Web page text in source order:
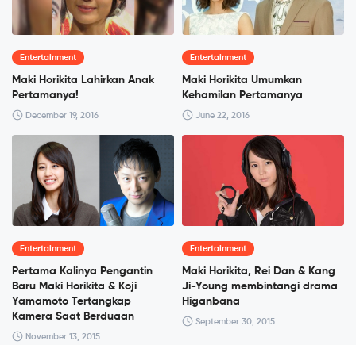
Entertainment
Maki Horikita Lahirkan Anak
Pertamanya!
December 19, 2016
Entertainment
Maki Horikita Umumkan
Kehamilan Pertamanya
June 22, 2016
Entertainment
Pertama Kalinya Pengantin
Baru Maki Horikita & Koji
Yamamoto Tertangkap
Kamera Saat Berduaan
November 13, 2015
Entertainment
Maki Horikita, Rei Dan & Kang
Ji-Young membintangi drama
Higanbana
September 30, 2015